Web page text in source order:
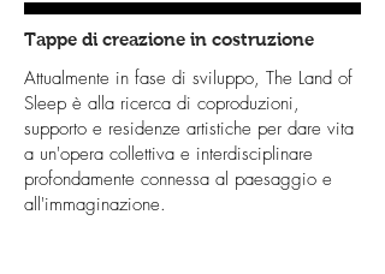
Tappe di creazione in costruzione
Attualmente in fase di sviluppo, The Land of
Sleep è alla ricerca di coproduzioni,
supporto e residenze artistiche per dare vita
a un'opera collettiva e interdisciplinare
profondamente connessa al paesaggio e
all'immaginazione.